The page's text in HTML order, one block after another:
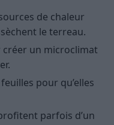
de chaleur
le terreau.
créer un microclimat
pour qu’elles
parfois d’un